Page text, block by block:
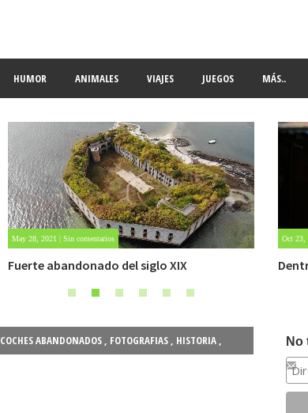
HUMOR ANIMALES VIAJES JUEGOS MÁS..
Oct 23, 2020 | Sin comentarios
Dentro de un manicomio abandonado
Oct 22,
COCHES ABANDONADOS , FOTOGRAFIAS , HISTORIA ,
No